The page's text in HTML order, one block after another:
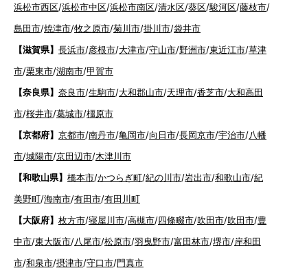
浜松市西区/浜松市中区/浜松市南区/清水区/葵区/駿河区/藤枝市/
島田市/焼津市/牧之原市/菊川市/掛川市/袋井市
【滋賀県】 長浜市/彦根市/大津市/守山市/野洲市/東近江市/草津
市/栗東市/湖南市/甲賀市
【奈良県】 奈良市/生駒市/大和郡山市/天理市/香芝市/大和高田
市/桜井市/葛城市/橿原市
【京都府】 京都市/南丹市/亀岡市/向日市/長岡京市/宇治市/八幡
市/城陽市/京田辺市/木津川市
【和歌山県】 橋本市/かつらぎ町/紀の川市/岩出市/和歌山市/紀
美野町/海南市/有田市/有田川町
【大阪府】 枚方市/寝屋川市/高槻市/四條畷市/吹田市/吹田市/豊
中市/東大阪市/八尾市/松原市/羽曳野市/富田林市/堺市/岸和田
市/和泉市/摂津市/守口市/門真市